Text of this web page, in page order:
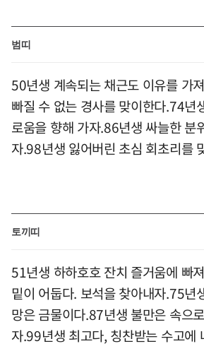
범띠
50년생 계속되는 채근도 이유를 가
빠질 수 없는 경사를 맞이한다.74년
로움을 향해 가자.86년생 싸늘한 분
자.98년생 잃어버린 초심 회초리를
토끼띠
51년생 하하호호 잔치 즐거움에 빠
밑이 어둡다. 보석을 찾아내자.75년
망은 금물이다.87년생 불만은 속으
자.99년생 최고다, 칭찬받는 수고에